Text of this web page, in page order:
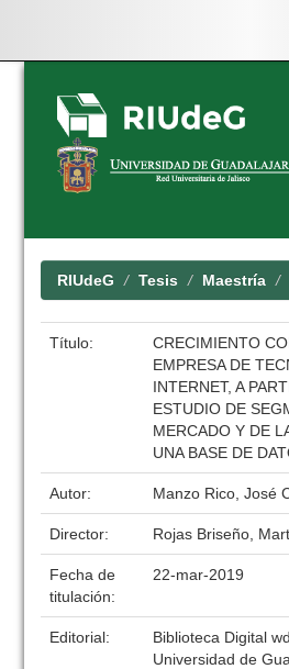
Skip
navigation
RIUdeG Tesis Maestría
Título:
CRECIMIENTO
EMPRESA DE
INTERNET, A
ESTUDIO DE
MERCADO Y DE
UNA BASE DE
Autor: Manzo Rico, José
Director: Rojas Briseño,
Fecha de
titulación:
22-mar-2019
Editorial:
Biblioteca Digital
Universidad de